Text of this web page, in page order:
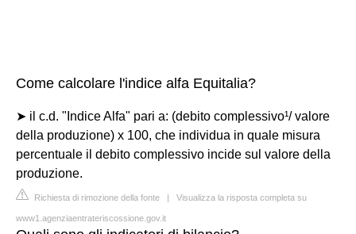
Come calcolare l'indice alfa Equitalia?
➤ il c.d. "Indice Alfa" pari a: (debito complessivo¹/ valore
della produzione) x 100, che individua in quale misura
percentuale il debito complessivo incide sul valore della
produzione.
Richiesta di rimozione della fonte | Visualizza la risposta completa su
www1.agenziaentrateriscossione.gov.it